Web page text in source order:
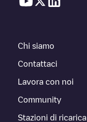
Chi siamo
Contattaci
Lavora con noi
Community
Stazioni di ricarica